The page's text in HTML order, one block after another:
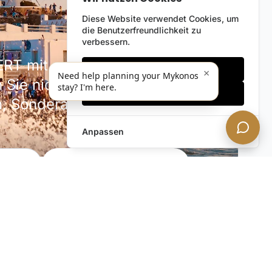
mit unserem diskreten
nicht unsere neuesten
Sonderangebote und
Diese Website verwendet Cookies, um
die Benutzerfreundlichkeit zu
verbessern.
Anpassen
Need help planning your Mykonos
stay? I'm here.
×